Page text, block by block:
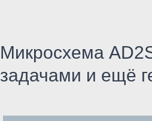
Микросхема
задачами и ещё